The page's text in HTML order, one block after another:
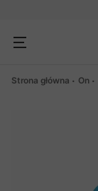
Strona główna On